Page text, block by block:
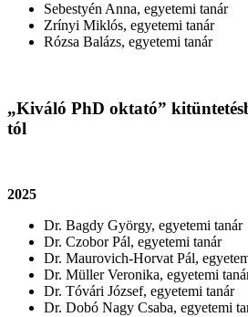
Sebestyén Anna, egyetemi tanár
Zrínyi Miklós, egyetemi tanár
Rózsa Balázs, egyetemi tanár
„Kiváló PhD oktató”
tól
2025
Dr. Bagdy György, egyetemi tanár
Dr. Czobor Pál, egyetemi tanár
Dr. Maurovich-Horvat Pál,
Dr. Müller Veronika, egyetemi
Dr. Tóvári József, egyetemi tanár
Dr. Dobó Nagy Csaba, egyetemi